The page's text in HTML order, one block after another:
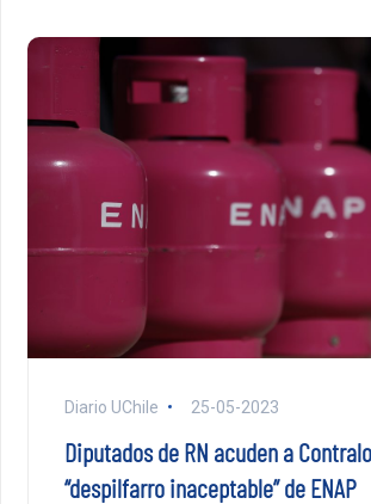
Diario UChile 25-05-2023
Diputados de RN acuden a
“despilfarro inaceptable” de ENAP